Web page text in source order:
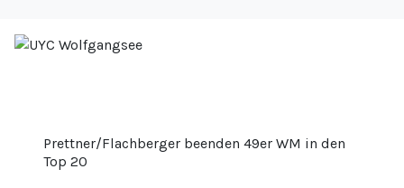
Prettner/Flachberger beenden 49er WM in den
Top 20